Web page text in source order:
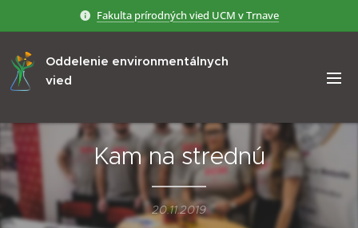
Fakulta prírodných vied UCM v Trnave
Oddelenie environmentálnych
vied
Kam na strednú
20.11.2019